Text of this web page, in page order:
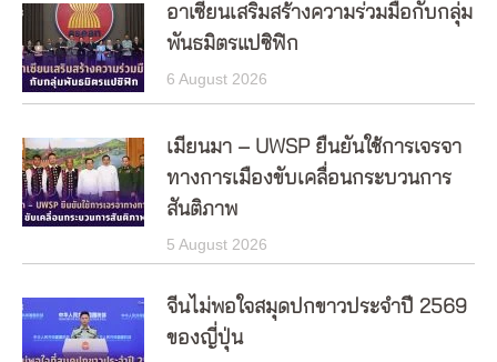
อาเซียนเสริมสร้างความร่วมมือกับกลุ่ม
พันธมิตรแปซิฟิก
6 August 2026
เมียนมา – UWSP ยืนยันใช้การเจรจา
ทางการเมืองขับเคลื่อนกระบวนการ
สันติภาพ
5 August 2026
จีนไม่พอใจสมุดปกขาวประจำปี 2569
ของญี่ปุ่น